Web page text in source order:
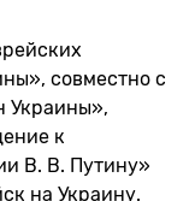
совместно с
Украины»,
к
В. В. Путину»
на Украину.